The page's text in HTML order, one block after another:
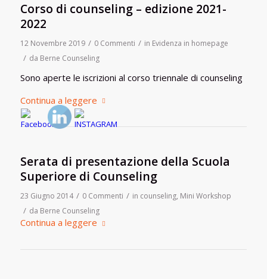
Corso di counseling – edizione 2021-
2022
12 Novembre 2019 / 0 Commenti / in Evidenza in homepage
/ da Berne Counseling
Sono aperte le iscrizioni al corso triennale di counseling
Continua a leggere
Serata di presentazione della Scuola
Superiore di Counseling
23 Giugno 2014 / 0 Commenti / in counseling, Mini Workshop
/ da Berne Counseling
Continua a leggere